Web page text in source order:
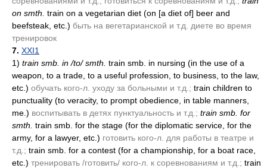
on smth. train on a vegetarian diet (on [а diet of] beer and
beefsteak, etc.) быть на вегетарианской и т.д. диете во время
тренировок
7. XXI1
1) train smb. in /to/ smth. train smb. in nursing (in the use of a
weapon, to a trade, to a useful profession, to business, to the law,
etc.) обучать кого-л. уходу за больными и т.д.; train children to
punctuality (to veracity, to prompt obedience, in table manners,
me.) воспитывать в детях пунктуальность и т.д.; train smb. for
smth. train smb. for the stage (for the diplomatic service, for the
army, for a lawyer, etc.) готовить кого-л. для работы в театре и
т.д.; train smb. for a contest (for a championship, for a boat race,
etc.) тренировать /готовить/ кого-л. к соревнованиям и т.д.; train